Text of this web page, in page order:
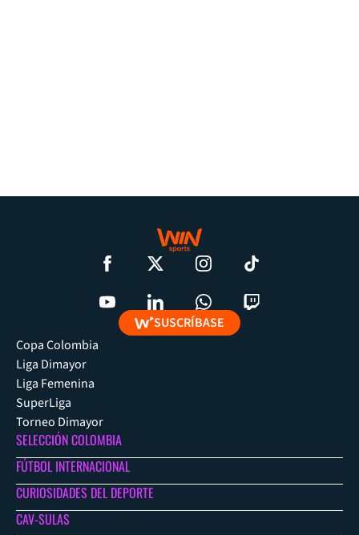
SUSCRÍBASE
Copa Colombia
Liga Dimayor
Liga Femenina
SuperLiga
Torneo Dimayor
SELECCIÓN COLOMBIA
FÚTBOL INTERNACIONAL
CURIOSIDADES DEL DEPORTE
CAV-SULAS